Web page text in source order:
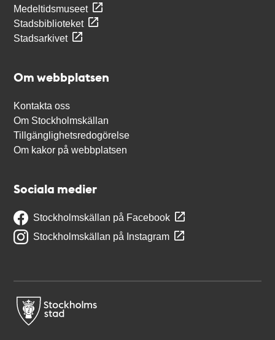
Medeltidsmuseet
Stadsbiblioteket
Stadsarkivet
Om webbplatsen
Kontakta oss
Om Stockholmskällan
Tillgänglighetsredogörelse
Om kakor på webbplatsen
Sociala medier
Stockholmskällan på Facebook
Stockholmskällan på Instagram